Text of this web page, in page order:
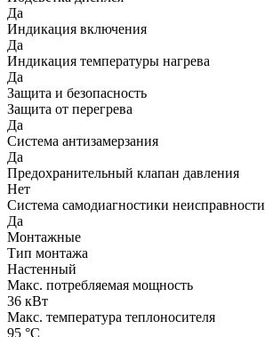
Да
Индикация включения
Да
Индикация температуры нагрева
Да
Защита и безопасность
Защита от перегрева
Да
Система антизамерзания
Да
Предохранительный клапан давления
Нет
Система самодиагностики неисправности
Да
Монтажные
Тип монтажа
Настенный
Макс. потребляемая мощность
36 кВт
Макс. температура теплоносителя
95 °С